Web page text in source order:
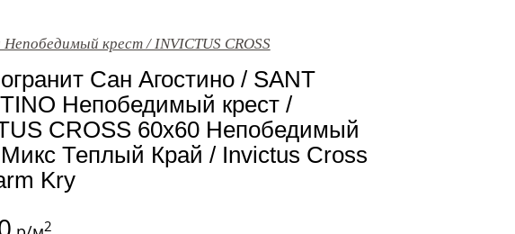
Непобедимый крест / INVICTUS CROSS
Сан Агостино / SANT
Непобедимый крест /
CROSS 60x60 Непобедимый
Микс Теплый Край / Invictus Cross
Kry
2